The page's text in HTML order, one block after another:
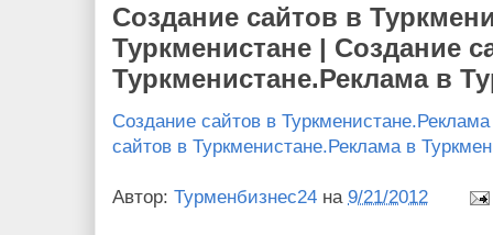
Создание сайтов в
Туркменистане | Создание
Туркменистане.Реклама в
Создание сайтов в
сайтов в Туркменистане.Реклама в
Автор: Турменбизнес24 на 9/21/2012